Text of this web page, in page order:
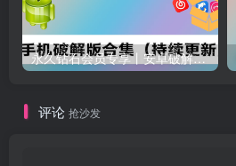
永久钻石会员专享丨安卓破解软件合集(更新至2025.4.11）
评论 抢沙发